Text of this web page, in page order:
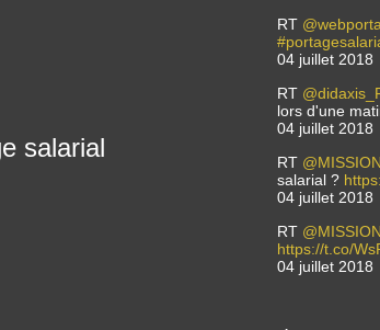
salarial
RT
04 juillet 2018
RT
lors d'une
04 juillet 2018
RT
salarial ?
04 juillet 2018
RT
https://t.co/
04 juillet 2018